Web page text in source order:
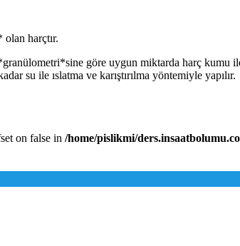
olan harçtır.
göre uygun miktarda harç kumu
su ile ıslatma ve karıştırılma yöntemiyle yapılır.
on false in /home/pislikmi/